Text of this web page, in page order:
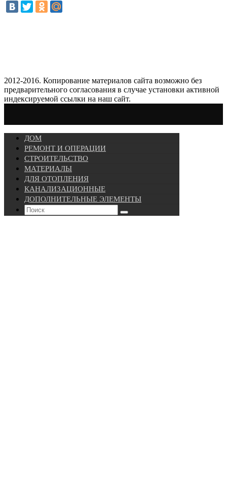
2012-2016. Копирование материалов сайта возможно без
предварительного согласования в случае установки активной
индексируемой ссылки на наш сайт.
ДОМ
РЕМОНТ И ОПЕРАЦИИ
СТРОИТЕЛЬСТВО
МАТЕРИАЛЫ
ДЛЯ ОТОПЛЕНИЯ
КАНАЛИЗАЦИОННЫЕ
ДОПОЛНИТЕЛЬНЫЕ ЭЛЕМЕНТЫ